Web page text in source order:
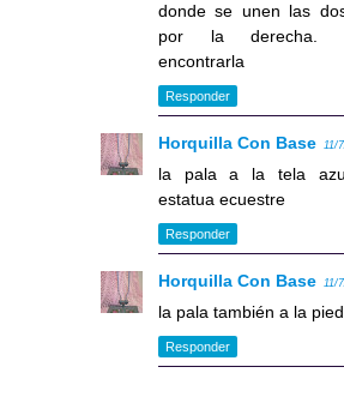
donde se unen las
por la derecha.
encontrarla
Responder
Horquilla Con Base 11/
la pala a la tela
estatua ecuestre
Responder
Horquilla Con Base 11/
la pala también a la
Responder